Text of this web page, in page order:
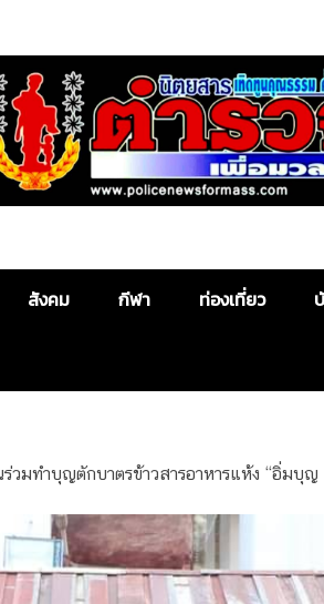
สังคม กีฬา ท่องเที่ยว
มทำบุญตักบาตรข้าวสารอาหารแห้ง “อิ่มบุ